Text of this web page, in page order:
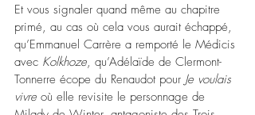
Et vous signaler quand même au chapitre
primé, au cas où cela vous aurait échappé,
qu’Emmanuel Carrère a remporté le Médicis
avec Kolkhoze, qu’Adélaïde de Clermont-
Tonnerre écope du Renaudot pour Je voulais
vivre où elle revisite le personnage de